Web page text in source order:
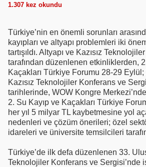
1.307 kez okundu
Türkiye’nin en önemli sorunları
kayıpları ve altyapı problemleri iki
tartışıldı. Altyapı ve Kazısız
tarafından düzenlenen etkinliklerden,
Kaçakları Türkiye Forumu 28-29 Eylül;
Kazısız Teknolojiler Konferans ve
tarihlerinde, WOW Kongre Merkezi’nde
2. Su Kayıp ve Kaçakları Türkiye
her yıl 5 milyar TL kaybetmesine yol
nedenleri ve çözüm önerileri; özel
idareleri ve üniversite temsilcileri
Türkiye’de ilk defa düzenlenen 33.
Teknolojiler Konferans ve Sergisi’nde